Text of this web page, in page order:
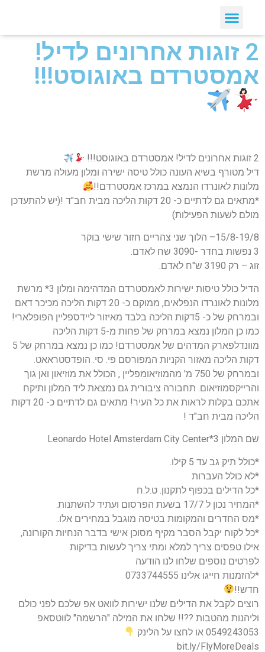
2 זוגות אחרונים לדיל!
אמסטרדם באוגוסט!!!
2 זוגות אחרונים לדיל! אמסטרדם באוגוסט!!!
דיל מטורף בשיא העונה כולל טיסה ישירה ומלון מעולה מרשת
מלונות לאונרדו הנמצא במרכז אמסטרדם!!
*מתאים גם לדתיים כ- 20 דקות הליכה מבית חב"ד !(יש להתעדכן
מולם לשעות הפעילות)
15/8-19/8– הלוך שני צהריים חזור שישי בוקר
3 נפשות בחדר -3090 שח לאדם.
זוג – רק 3190 ש"ח לאדם.
הדיל כולל טיסות ישירות לאמסטרדם המדהימה ומלון 3* מרשת
מלונות לאונרדו הנפלאים, ממוקם כ- 20 דקות הליכה מכיכר דאם
ובמרחק של כ- 5דקות הליכה בלבד מאיזור ליידספליין הפופלארי!
כמו כן המלון נמצא במרחק של פחות מ-5 דקות הליכה
מוונדלפארק המדהים של אמסטרדם! כמו כן נמצא במרחק של 5
דקות הליכה מאזור הקניות המפורסם פי. סי. הופדסטראאט.
ובמרחק של 750 מ' מהמוזיאומפליין , הכולל את מוזיאון ואן גוך
והרייקסמוזיאום. תחבורה ציבורית גם נמצאת ליד המלון ותיקח
אתכם בקלות לראות את כל העיר! מתאים גם לדתיים כ- 20 דקות
הליכה מבית חב"ד !
שם המלון 3*Leonardo Hotel Amsterdam City Center
*כולל תיק גב עד 5 קילו.
*לא כולל העברות
*כל הדילים בכפוף לתקנון. ט.ל.ח
*המחיר נכון ל 17/7 בשעת הפרסום ועתיד להשתנות.
*מס החדרים והמקומות בטיסה מוגבל במחירים אלו.
*כל לקוח יקבל הסבר מקיף מסוכן אישי בדבר הנחיות הקורונה,
אילו טפסים צריך למלא ומתי צריך לעשות בדיקות
לפרטים נוספים שלחו לנו הודעה
*להזמנות חייגו אלינו 0733744555
חדש!!
רוצים לקבל את הדילים שלנו ישירות לוואט אפ שלכם לפני כולם
וליהנות מהטבות ??!! שלחו את המילה "הרשמה" לווטסאפ
0549243053 או לחצו על הלינק
bit.ly/FlyMoreDeals